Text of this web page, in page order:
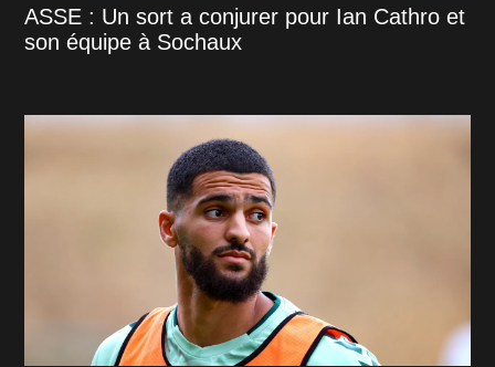
ASSE : Un sort a conjurer pour Ian Cathro et
son équipe à Sochaux